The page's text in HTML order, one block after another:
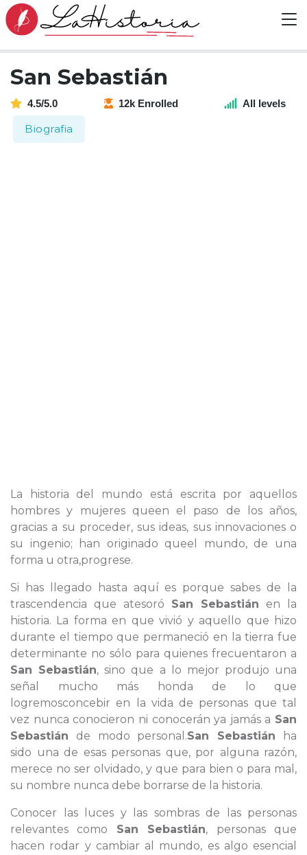
San Sebastián
4.5/5.0 12k Enrolled All levels
Biografia
La historia del mundo está escrita por aquellos
hombres y mujeres queen el paso de los años,
gracias a su proceder, sus ideas, sus innovaciones o
su ingenio; han originado queel mundo, de una
forma u otra,progrese.
Si has llegado hasta aquí es porque sabes de la
trascendencia que atesoró San Sebastián en la
historia. La forma en que vivió y aquello que hizo
durante el tiempo que permaneció en la tierra fue
determinante no sólo para quienes frecuentaron a
San Sebastián, sino que a lo mejor produjo una
señal mucho más honda de lo que
logremosconcebir en la vida de personas que tal
vez nunca conocieron ni conocerán ya jamás a San
Sebastián de modo personal.San Sebastián ha
sido una de esas personas que, por alguna razón,
merece no ser olvidado, y que para bien o para mal,
su nombre nunca debe borrarse de la historia.
Conocer las luces y las sombras de las personas
relevantes como San Sebastián, personas que
hacen rodar y cambiar al mundo, es algo esencial